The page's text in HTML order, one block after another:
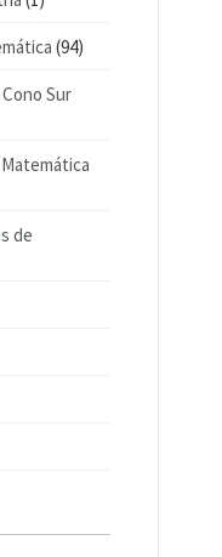
(94)
Sur
de